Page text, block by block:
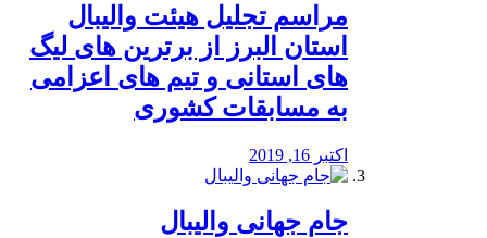
مراسم تجلیل هیئت والیبال
استان البرز از برترین های لیگ
های استانی و تیم های اعزامی
به مسابقات کشوری
اکتبر 16, 2019
جام جهانی والیبال